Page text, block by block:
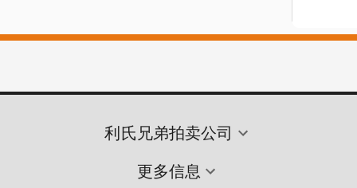
利氏兄弟拍卖公司
更多信息